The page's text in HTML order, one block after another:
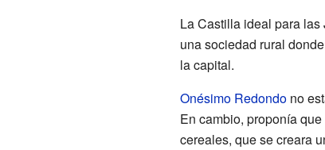
La Castilla ideal para
una sociedad rural
la capital.
Onésimo Redondono
En cambio, proponía
cereales, que se creara